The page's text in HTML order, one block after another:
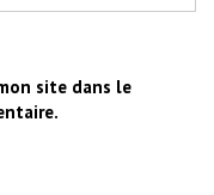
site dans le